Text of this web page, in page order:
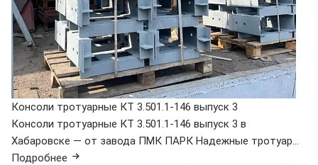
Консоли тротуарные КТ 3.501.1-146 выпуск 3
Консоли тротуарные КТ 3.501.1-146 выпуск 3 в
Хабаровске — от завода ПМК ПАРК Надежные тротуар...
Подробнее